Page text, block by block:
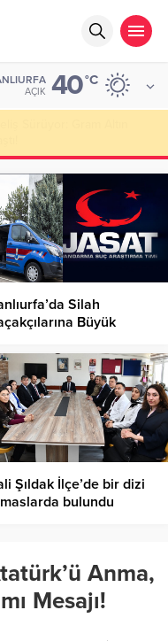
AÇIK 40°C
Silah
Büyük
Şıldak İlçe’de bir dizi
bulundu
Anma,
Mesajı!